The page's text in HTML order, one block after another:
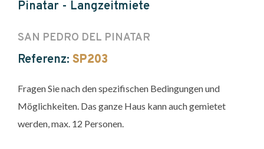
Pinatar - Langzeitmiete
SAN PEDRO DEL PINATAR
Referenz: SP203
Fragen Sie nach den spezifischen Bedingungen und
Möglichkeiten. Das ganze Haus kann auch gemietet
werden, max. 12 Personen.